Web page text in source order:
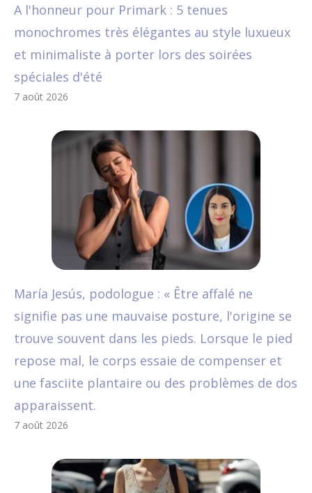
A l'honneur pour Primark : 5 tenues
monochromes très élégantes au style luxueux
et minimaliste à porter lors des soirées
spéciales d'été
7 août 2026
María Jesús, podologue : « Être affalé ne
signifie pas une mauvaise posture, l'origine se
trouve souvent dans les pieds. Lorsque le pied
repose mal, le corps essaie de compenser et
une fasciite plantaire ou des problèmes de dos
apparaissent.
7 août 2026